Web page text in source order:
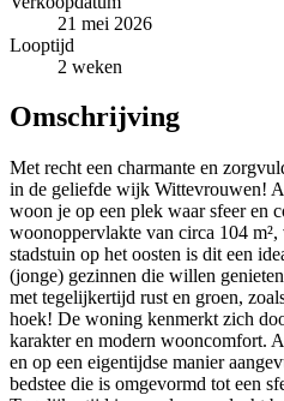
21 mei 2026
Looptijd
2 weken
Omschrijving
Met recht een charmante en
in de geliefde wijk Wittevrouwen!
woon je op een plek waar sfeer en
woonoppervlakte van circa 104
stadstuin op het oosten is dit een
(jonge) gezinnen die willen
met tegelijkertijd rust en groen,
hoek! De woning kenmerkt zich
karakter en modern wooncomfort.
en op een eigentijdse manier
bedstee die is omgevormd tot een